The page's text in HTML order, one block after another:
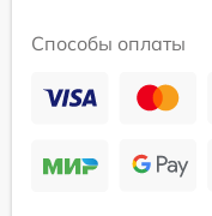
Способы оплаты